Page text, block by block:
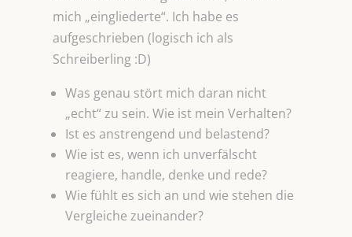
mich „eingliederte“. Ich habe es
aufgeschrieben (logisch ich als
Schreiberling :D)
Was genau stört mich daran nicht
„echt“ zu sein. Wie ist mein Verhalten?
Ist es anstrengend und belastend?
Wie ist es, wenn ich unverfälscht
reagiere, handle, denke und rede?
Wie fühlt es sich an und wie stehen die
Vergleiche zueinander?